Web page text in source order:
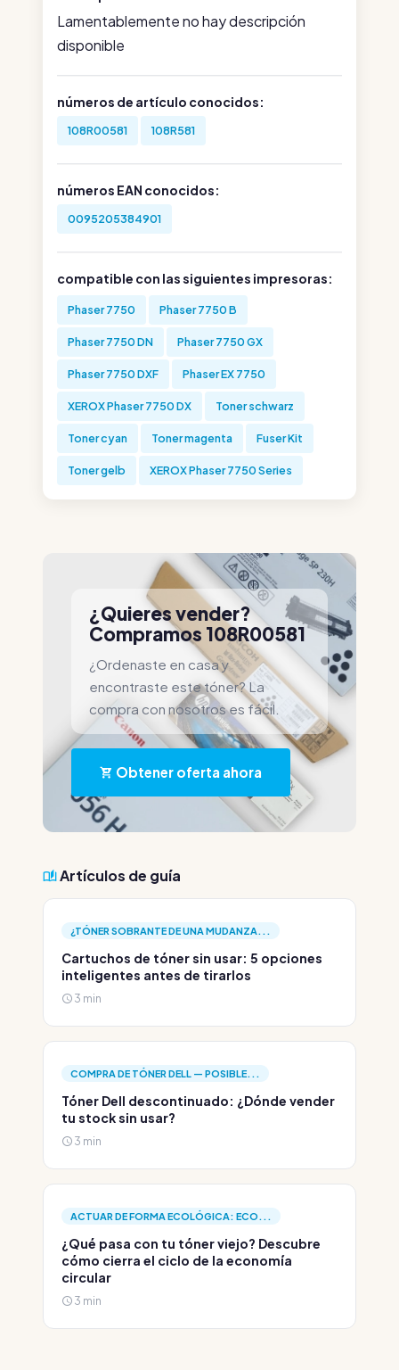
Lamentablemente no hay descripción
disponible
números de artículo conocidos:
108R00581 108R581
números EAN conocidos:
0095205384901
compatible con las siguientes impresoras:
Phaser 7750 Phaser 7750 B
Phaser 7750 DN Phaser 7750 GX
Phaser 7750 DXF Phaser EX 7750
XEROX Phaser 7750 DX Toner schwarz
Toner cyan Toner magenta Fuser Kit
Toner gelb XEROX Phaser 7750 Series
¿Quieres vender?
Compramos 108R00581
¿Ordenaste en casa y
encontraste este tóner? La
compra con nosotros es fácil.
Obtener oferta ahora
Artículos de guía
¿TÓNER SOBRANTE DE UNA MUDANZA...
Cartuchos de tóner sin usar: 5 opciones
inteligentes antes de tirarlos
3 min
COMPRA DE TÓNER DELL — POSIBLE...
Tóner Dell descontinuado: ¿Dónde vender
tu stock sin usar?
3 min
ACTUAR DE FORMA ECOLÓGICA: ECO...
¿Qué pasa con tu tóner viejo? Descubre
cómo cierra el ciclo de la economía
circular
3 min